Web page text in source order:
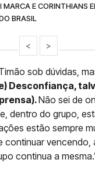
E CORINTHIANS
BRASIL
< >
sob dúvidas,
Desconfiança,
Não sei de
dentro do grupo,
estão sempre
continuar vencendo,
continua a